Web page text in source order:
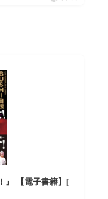
』 【電子書籍】[